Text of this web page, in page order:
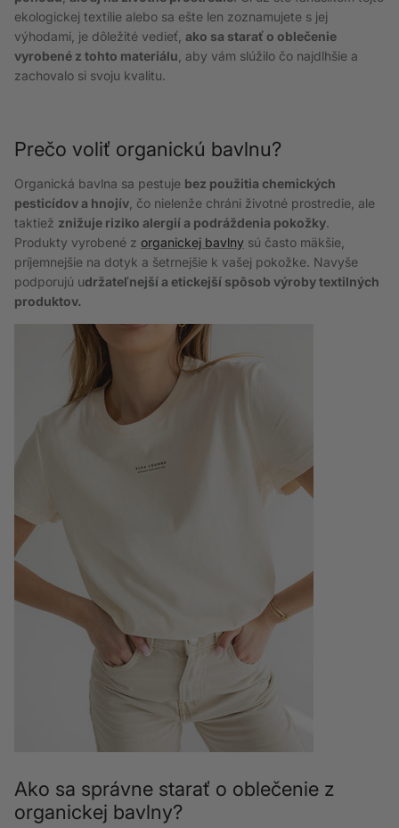
ekologickej textílie alebo sa ešte len zoznamujete s jej
výhodami, je dôležité vedieť, ako sa starať o oblečenie
vyrobené z tohto materiálu, aby vám slúžilo čo najdlhšie a
zachovalo si svoju kvalitu.
Prečo voliť organickú bavlnu?
Organická bavlna sa pestuje bez použitia chemických
pesticídov a hnojív, čo nielenže chráni životné prostredie, ale
taktiež znižuje riziko alergií a podráždenia pokožky.
Produkty vyrobené z organickej bavlny sú často mäkšie,
príjemnejšie na dotyk a šetrnejšie k vašej pokožke. Navyše
podporujú udržateľnejší a etickejší spôsob výroby textilných
produktov.
Ako sa správne starať o oblečenie z
organickej bavlny?